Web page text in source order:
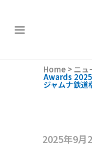
Home > ニュ
Awards
ジャムナ鉄道
2025年9月